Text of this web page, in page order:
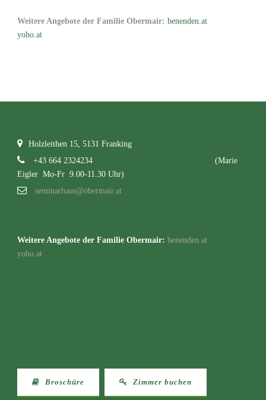
Weitere Angebote der Familie Obermair: benenden.at
yoho.at
Holzleithen 15, 5131 Franking
+43 664 2324234
(Marie
Eigler Mo-Fr 9.00-11.30 Uhr)
seminarhaus@obermair.at
Weitere Angebote der Familie Obermair: benenden.at
yoho.at
Broschüre Zimmer buchen